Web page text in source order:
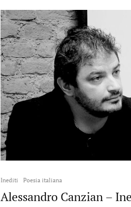
Inediti Poesia italiana
Alessandro Canzian –